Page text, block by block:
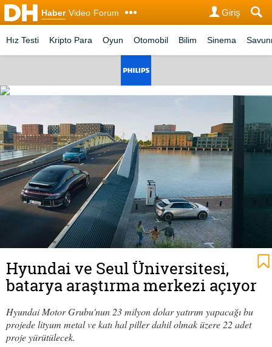
Haber Video Forum Giriş
Hız Testi Kripto Para Oyun Otomobil Bilim Sinema
Hyundai ve Seul Üniversitesi,
batarya araştırma merkezi açıyor
Hyundai Motor Grubu'nun 23 milyon dolar yatırım yapacağı bu
projede lityum metal ve katı hal piller dahil olmak üzere 22 adet
proje yürütülecek.